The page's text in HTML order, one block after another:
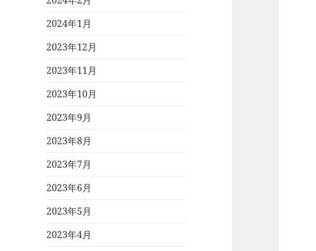
2024年1月
2023年12月
2023年11月
2023年10月
2023年9月
2023年8月
2023年7月
2023年6月
2023年5月
2023年4月